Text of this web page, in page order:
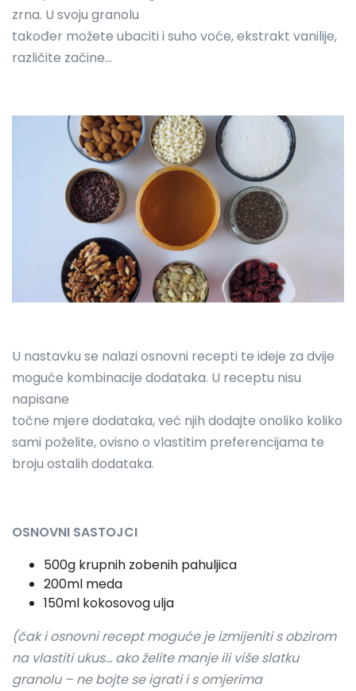
zrna. U svoju granolu
također možete ubaciti i suho voće, ekstrakt vanilije,
različite začine…
U nastavku se nalazi osnovni recepti te ideje za dvije
moguće kombinacije dodataka. U receptu nisu
napisane
točne mjere dodataka, već njih dodajte onoliko koliko
sami poželite, ovisno o vlastitim preferencijama te
broju ostalih dodataka.
OSNOVNI SASTOJCI
500g krupnih zobenih pahuljica
200ml meda
150ml kokosovog ulja
(čak i osnovni recept moguće je izmijeniti s obzirom
na vlastiti ukus... ako želite manje ili više slatku
granolu – ne bojte se igrati i s omjerima